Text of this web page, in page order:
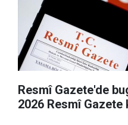
Resmî Gazete'de
2026 Resmî Gazete